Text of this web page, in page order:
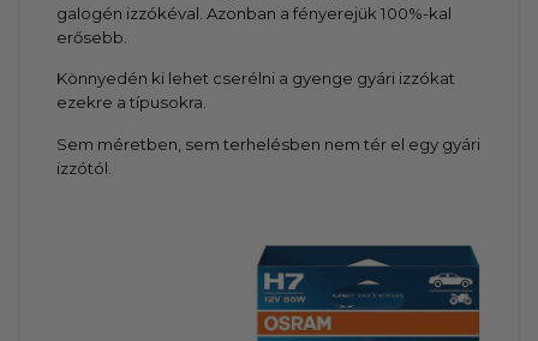
galogén izzókéval. Azonban a fényerejük 100%-kal
erősebb.
Könnyedén ki lehet cserélni a gyenge gyári izzókat
ezekre a típusokra.
Sem méretben, sem terhelésben nem tér el egy gyári
izzótól.